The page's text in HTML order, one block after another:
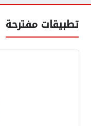
تطبيقات مفترحة